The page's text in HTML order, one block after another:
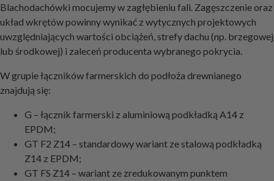
Blachodachówki mocujemy w zagłębieniu fali. Zagęszczenie oraz
układ wkrętów powinny wynikać z wytycznych projektowych
uwzględniających wartości obciążeń, strefy dachu (np. brzegowej
lub środkowej) i zaleceń producenta wybranego pokrycia.
W grupie łączników farmerskich do podłoża drewnianego
znajdują się:
G – łącznik farmerski z aluminiową podkładką A14 z
EPDM;
GT F2 Z14 – standardowy wariant ze stalową podkładką
Z14 z EPDM;
GT FS Z14 – wariant ze zredukowanym punktem